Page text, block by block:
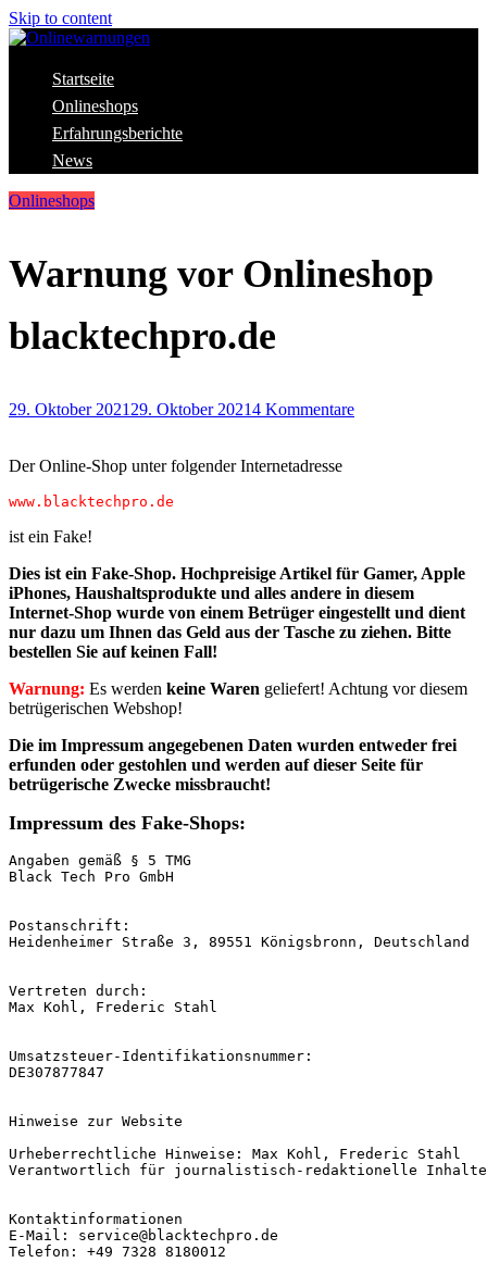
Skip to content
Onlinewarnungen
Aktuelle Warnungen vor Gefahren im Internet
Startseite
Onlineshops
Erfahrungsberichte
News
Onlineshops
Warnung vor Onlineshop
blacktechpro.de
29. Oktober 2021 29. Oktober 20214 Kommentare
Der Online-Shop unter folgender Internetadresse
www.blacktechpro.de
ist ein Fake!
Dies ist ein Fake-Shop. Hochpreisige Artikel für Gamer, Apple
iPhones, Haushaltsprodukte und alles andere in diesem
Internet-Shop wurde von einem Betrüger eingestellt und dient
nur dazu um Ihnen das Geld aus der Tasche zu ziehen. Bitte
bestellen Sie auf keinen Fall!
Warnung: Es werden keine Waren geliefert! Achtung vor diesem
betrügerischen Webshop!
Die im Impressum angegebenen Daten wurden entweder frei
erfunden oder gestohlen und werden auf dieser Seite für
betrügerische Zwecke missbraucht!
Impressum des Fake-Shops:
Angaben gemäß § 5 TMG
Black Tech Pro GmbH
Postanschrift:
Heidenheimer Straße 3, 89551 Königsbronn, Deutschland
Vertreten durch:
Max Kohl, Frederic Stahl
Umsatzsteuer-Identifikationsnummer:
DE307877847
Hinweise zur Website
Urheberrechtliche Hinweise: Max Kohl, Frederic Stahl
Verantwortlich für journalistisch-redaktionelle
Kontaktinformationen
E-Mail: service@blacktechpro.de
Telefon: +49 7328 8180012